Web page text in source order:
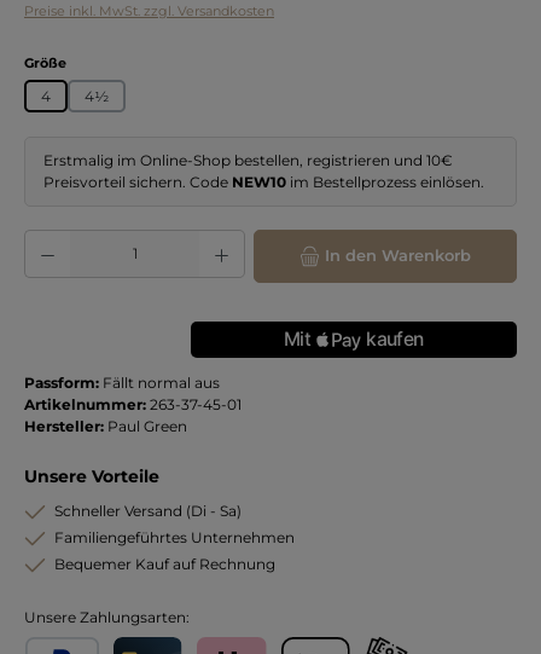
Preise inkl. MwSt. zzgl. Versandkosten
Größeauswählen
4 4½
Erstmalig im Online-Shop bestellen, registrieren und 10€
Preisvorteil sichern. Code NEW10 im Bestellprozess einlösen.
Produkt Anzahl: Gib den gewünschten Wert ein oder benutze die
In den Warenkorb
Passform: Fällt normal aus
Artikelnummer: 263-37-45-01
Hersteller: Paul Green
Unsere Vorteile
Schneller Versand (Di - Sa)
Familiengeführtes Unternehmen
Bequemer Kauf auf Rechnung
Unsere Zahlungsarten: